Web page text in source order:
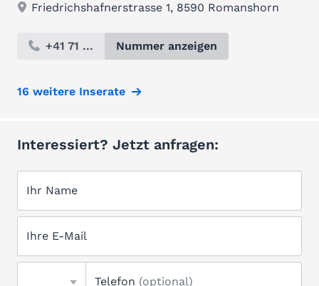
Friedrichshafnerstrasse 1, 8590 Romanshorn
+41 71 ... Nummer anzeigen
16 weitere Inserate
Interessiert? Jetzt anfragen:
Ihr Name
Ihre E-Mail
Telefon (optional)